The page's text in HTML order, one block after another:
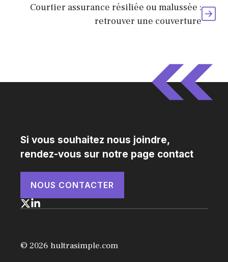
Courtier assurance résiliée ou malussée :
retrouver une couverture
Si vous souhaitez nous joindre,
rendez-vous sur notre page contact
NOUS CONTACTER
© 2026 hultrasimple.com